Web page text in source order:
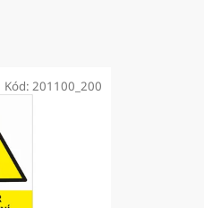
Kód: 201100_200